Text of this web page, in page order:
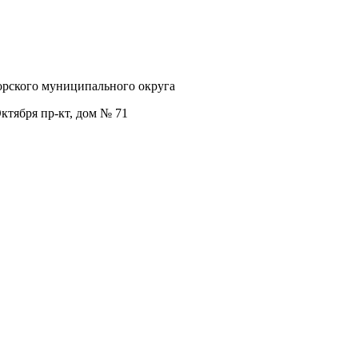
муниципального округа
пр-кт, дом № 71